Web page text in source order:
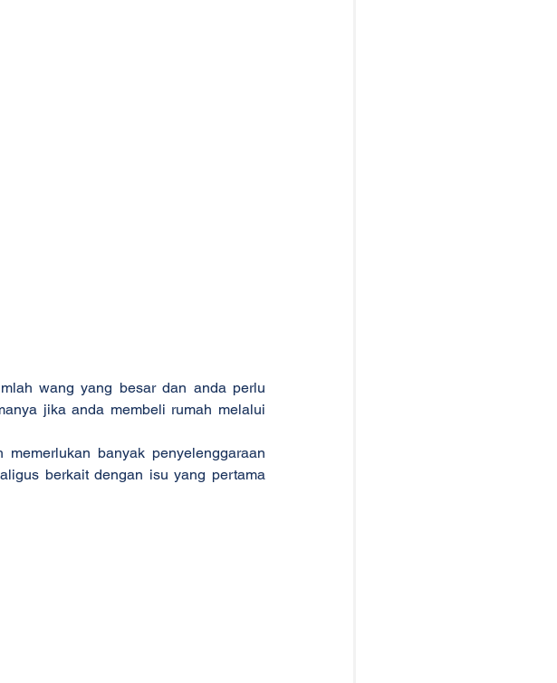
wang yang besar dan anda perlu
jika anda membeli rumah melalui
memerlukan banyak penyelenggaraan
berkait dengan isu yang pertama